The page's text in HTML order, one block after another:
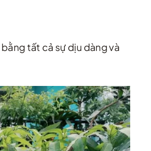
tất cả sự dịu dàng và